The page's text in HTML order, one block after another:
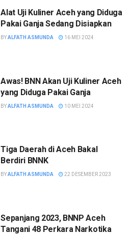
Alat Uji Kuliner Aceh yang Diduga
Pakai Ganja Sedang Disiapkan
BYALFATH ASMUNDA 16 MEI 2024
Awas! BNN Akan Uji Kuliner Aceh
yang Diduga Pakai Ganja
BYALFATH ASMUNDA 10 MEI 2024
Tiga Daerah di Aceh Bakal
Berdiri BNNK
BYALFATH ASMUNDA 22 DESEMBER 2023
Sepanjang 2023, BNNP Aceh
Tangani 48 Perkara Narkotika